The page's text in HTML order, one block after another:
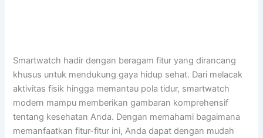
Smartwatch hadir dengan beragam fitur yang dirancang
khusus untuk mendukung gaya hidup sehat. Dari melacak
aktivitas fisik hingga memantau pola tidur, smartwatch
modern mampu memberikan gambaran komprehensif
tentang kesehatan Anda. Dengan memahami bagaimana
memanfaatkan fitur-fitur ini, Anda dapat dengan mudah